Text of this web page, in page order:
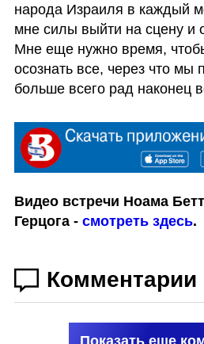
народа Израиля в каждый
мне силы выйти на сцену и
Мне еще нужно время,
осознать все, через что мы
больше всего рад наконец
Видео встречи Ноама
Герцога - смотреть здесь.
Комментарии